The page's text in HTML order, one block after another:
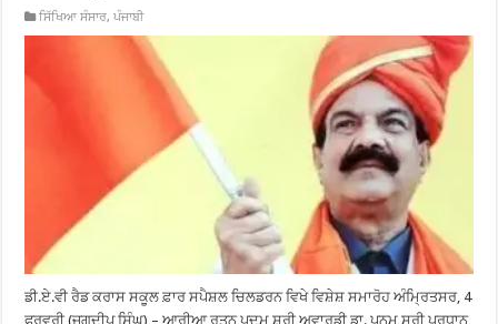
ਸਿੱਖਿਆ ਸੰਸਾਰ,ਪੰਜਾਬੀ
ਡੀ.ਏ.ਵੀ ਰੈਡ ਕਰਾਸ ਸਕੂਲ ਫ਼ਾਰ ਸਪੈਸ਼ਲ ਚਿਲਡਰਨ ਵਿਖੇ ਵਿਸ਼ੇਸ਼ ਸਮਾਰੋਹ ਅੰਮ੍ਰਿਤਸਰ, 4
ਫਰਵਰੀ (ਜਗਦੀਪ ਸਿੰਘ) – ਆਰੀਆ ਰਤਨ ਪਦਮ ਸ਼੍ਰੀ ਅਵਾਰਡੀ ਡਾ. ਪੂਨਮ ਸੂਰੀ ਪ੍ਰਧਾਨ